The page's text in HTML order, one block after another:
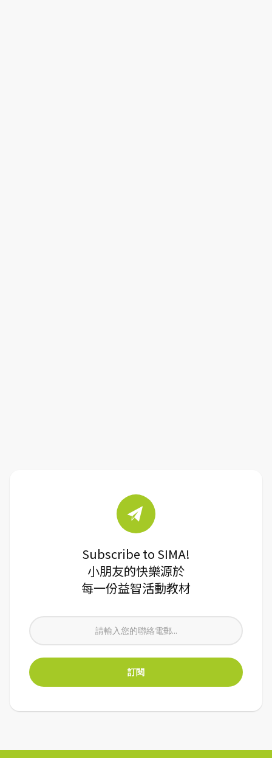
Subscribe to SIMA!
小朋友的快樂源於
每一份益智活動教材